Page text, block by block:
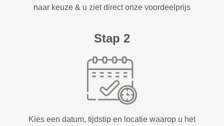
naar keuze & u ziet direct onze voordeelprijs
Stap 2
Kies een datum, tijdstip en locatie waarop u het